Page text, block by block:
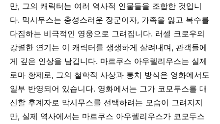
만, 그의 캐릭터는 여러 역사적 인물들을 조합한 것입니
다. 막시무스는 충성스러운 장군이자, 가족을 잃고 복수를
다짐하는 비극적인 영웅으로 그려집니다. 러셀 크로우의
강렬한 연기는 이 캐릭터를 생생하게 살려내며, 관객들에
게 깊은 인상을 남깁니다. 마르쿠스 아우렐리우스는 실제
로마 황제로, 그의 철학적 사상과 통치 방식은 영화에서도
일부 반영되어 있습니다. 영화에서는 그가 코모두스를 대
신할 후계자로 막시무스를 선택하려는 모습이 그려지지
만, 실제 역사에서는 마르쿠스 아우렐리우스가 코모두스